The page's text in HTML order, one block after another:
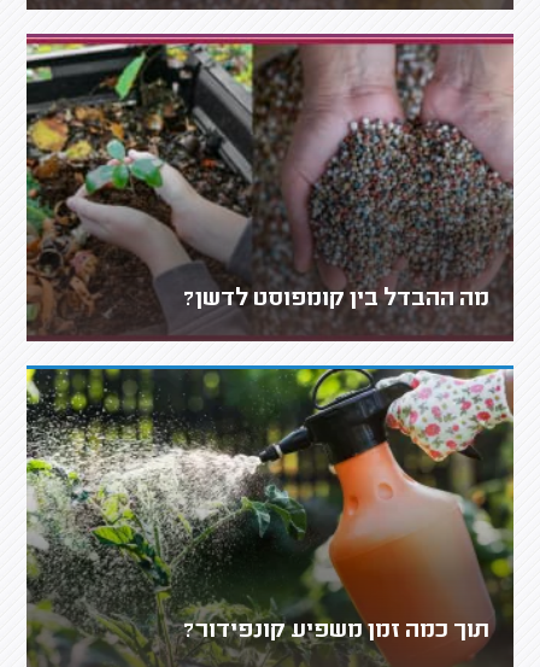
מה ההבדל בין קומפוסט לדשן?
תוך כמה זמן משפיע קונפידור?